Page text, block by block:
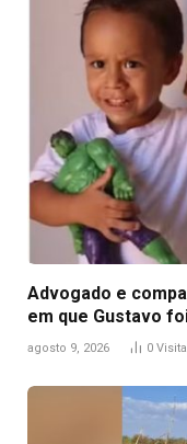
Advogado e
em que Gustavo
agosto 9, 2026 0